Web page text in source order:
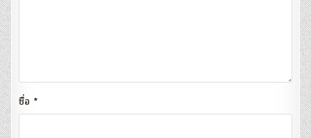
ชื่อ *